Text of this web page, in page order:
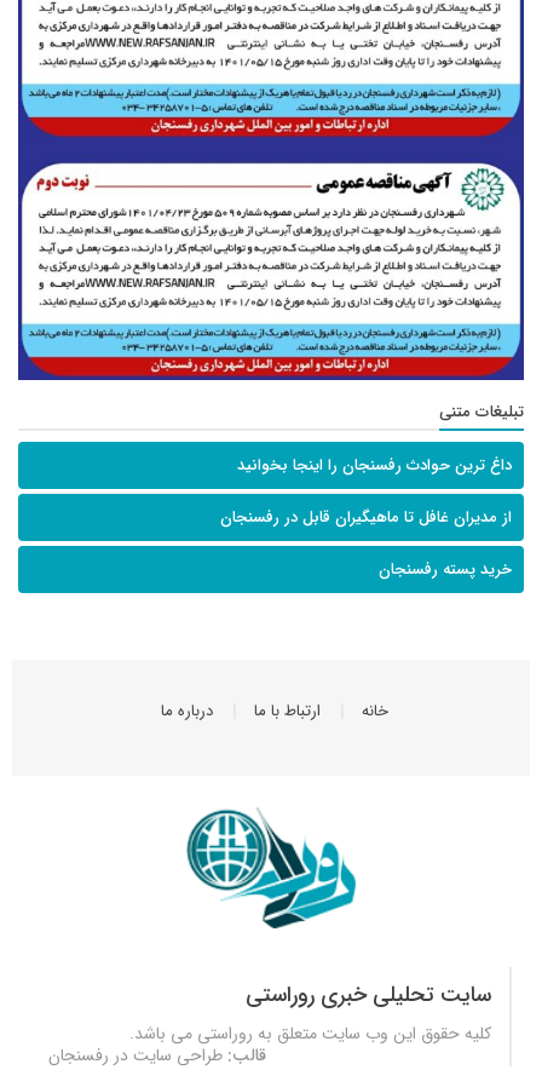
تبلیغات متنی
داغ ترین حوادث رفسنجان را اینجا بخوانید
از مدیران غافل تا ماهیگیران قابل در رفسنجان
خرید پسته رفسنجان
خانه ارتباط با ما درباره ما
سایت تحلیلی خبری روراستی
کلیه حقوق این وب سایت متعلق به روراستی می باشد.
قالب: طراحی سایت در رفسنجان